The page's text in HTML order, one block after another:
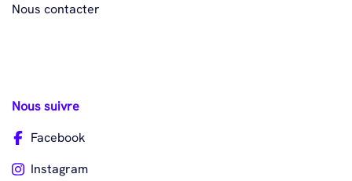
Nous contacter
Nous suivre
Facebook
Instagram